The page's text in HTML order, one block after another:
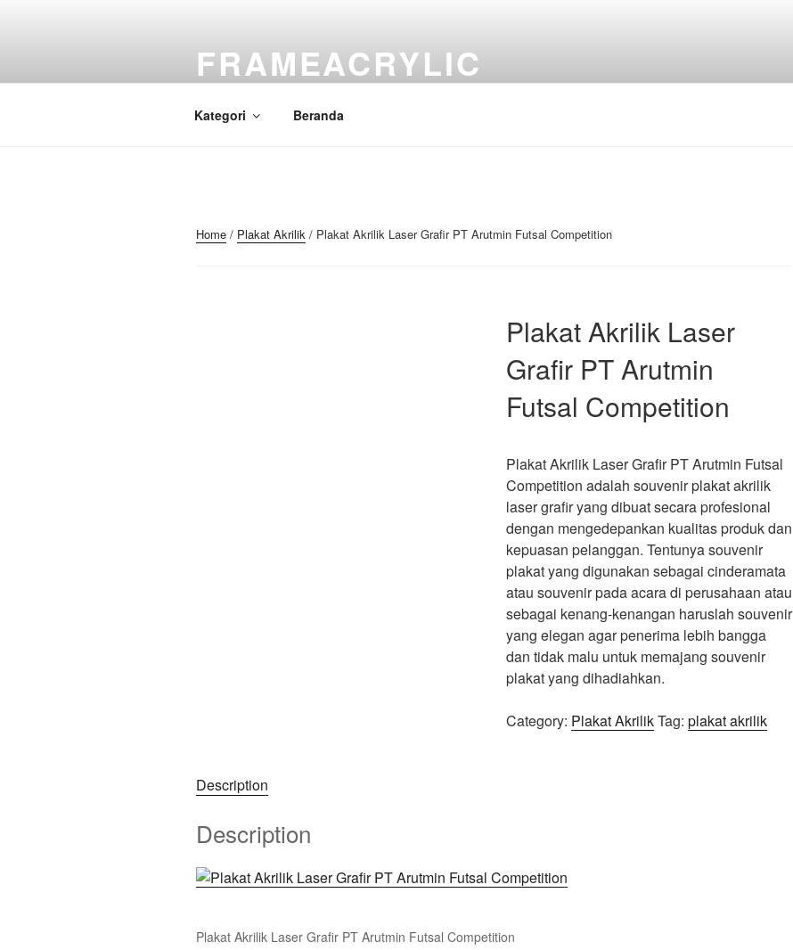
FRAMEACRYLIC
Kategori Beranda
Home / Plakat Akrilik / Plakat Akrilik Laser Grafir PT Arutmin Futsal Competition
Plakat Akrilik Laser
Grafir PT Arutmin
Futsal Competition
Plakat Akrilik Laser Grafir PT Arutmin Futsal
Competition adalah souvenir plakat akrilik
laser grafir yang dibuat secara profesional
dengan mengedepankan kualitas produk dan
kepuasan pelanggan. Tentunya souvenir
plakat yang digunakan sebagai cinderamata
atau souvenir pada acara di perusahaan atau
sebagai kenang-kenangan haruslah souvenir
yang elegan agar penerima lebih bangga
dan tidak malu untuk memajang souvenir
plakat yang dihadiahkan.
Category: Plakat AkrilikTag: plakat akrilik
Description
Description
Plakat Akrilik Laser Grafir PT Arutmin Futsal Competition